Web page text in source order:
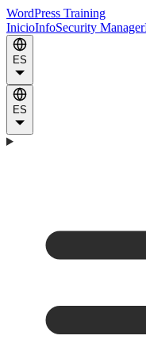
WordPress Training
InicioInfoSecurity Manager
ES
ES